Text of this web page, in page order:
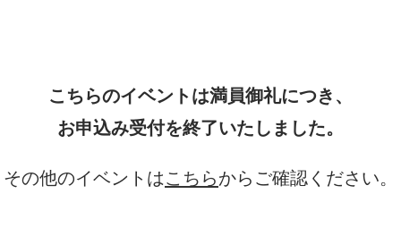
こちらのイベントは満員御礼につき、
お申込み受付を終了いたしました。
その他のイベントはこちらからご確認ください。